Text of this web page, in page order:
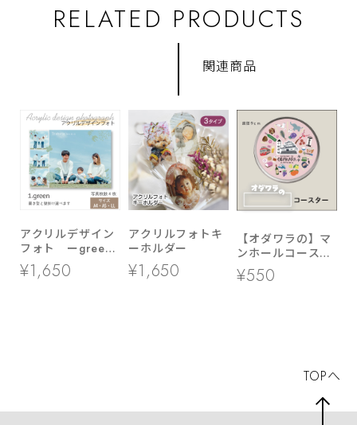
RELATED PRODUCTS
関連商品
アクリルデザイン
フォト ーgreen
ー ▶ LL・A5・
A4サイズ
¥1,650
アクリルフォトキ
ーホルダー
¥1,650
【オダワラの】マ
ンホールコースタ
ー
¥550
TOPへ